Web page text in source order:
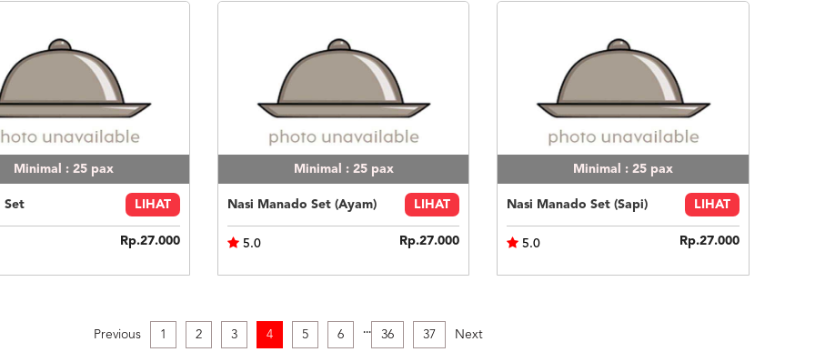
Minimal : 25 pax
Set LIHAT
Rp.27.000
Minimal : 25 pax
Nasi Manado Set (Ayam) LIHAT
5.0 Rp.27.000
Minimal : 25 pax
Nasi Manado Set (Sapi) LIHAT
5.0 Rp.27.000
Previous 1 2 3 4 5 6 ... 36 37 Next